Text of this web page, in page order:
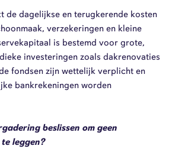
de dagelijkse en terugkerende kosten
verzekeringen en kleine
is bestemd voor grote,
investeringen zoals dakrenovaties
fondsen zijn wettelijk verplicht en
bankrekeningen worden
beslissen om geen
leggen?